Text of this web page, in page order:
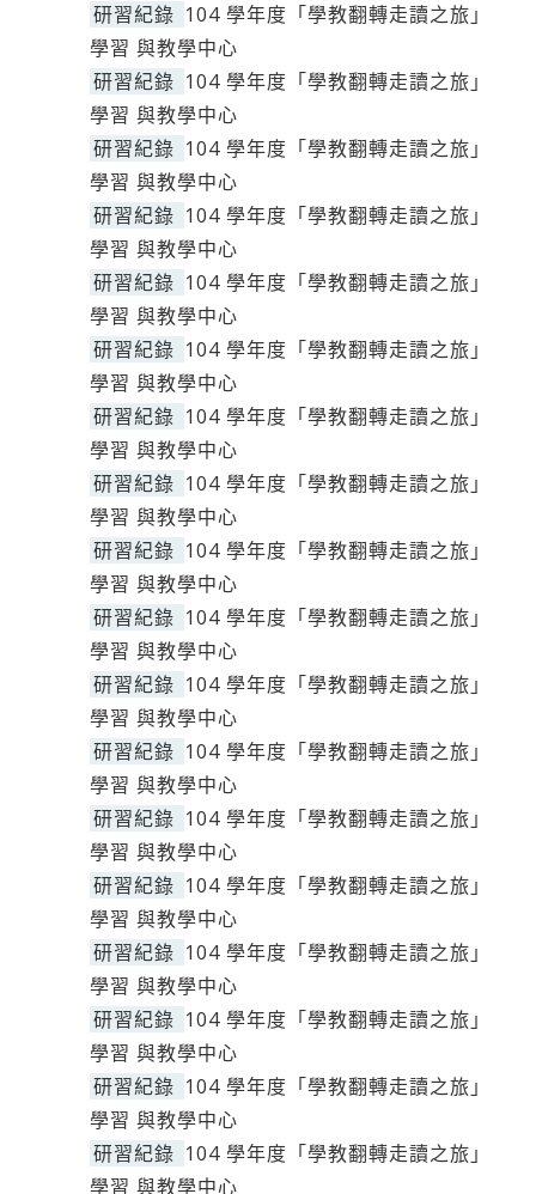
研習紀錄 104 學年度「學教翻轉走讀之旅」
學習 與教學中心
研習紀錄 104 學年度「學教翻轉走讀之旅」
學習 與教學中心
研習紀錄 104 學年度「學教翻轉走讀之旅」
學習 與教學中心
研習紀錄 104 學年度「學教翻轉走讀之旅」
學習 與教學中心
研習紀錄 104 學年度「學教翻轉走讀之旅」
學習 與教學中心
研習紀錄 104 學年度「學教翻轉走讀之旅」
學習 與教學中心
研習紀錄 104 學年度「學教翻轉走讀之旅」
學習 與教學中心
研習紀錄 104 學年度「學教翻轉走讀之旅」
學習 與教學中心
研習紀錄 104 學年度「學教翻轉走讀之旅」
學習 與教學中心
研習紀錄 104 學年度「學教翻轉走讀之旅」
學習 與教學中心
研習紀錄 104 學年度「學教翻轉走讀之旅」
學習 與教學中心
研習紀錄 104 學年度「學教翻轉走讀之旅」
學習 與教學中心
研習紀錄 104 學年度「學教翻轉走讀之旅」
學習 與教學中心
研習紀錄 104 學年度「學教翻轉走讀之旅」
學習 與教學中心
研習紀錄 104 學年度「學教翻轉走讀之旅」
學習 與教學中心
研習紀錄 104 學年度「學教翻轉走讀之旅」
學習 與教學中心
研習紀錄 104 學年度「學教翻轉走讀之旅」
學習 與教學中心
研習紀錄 104 學年度「學教翻轉走讀之旅」
學習 與教學中心